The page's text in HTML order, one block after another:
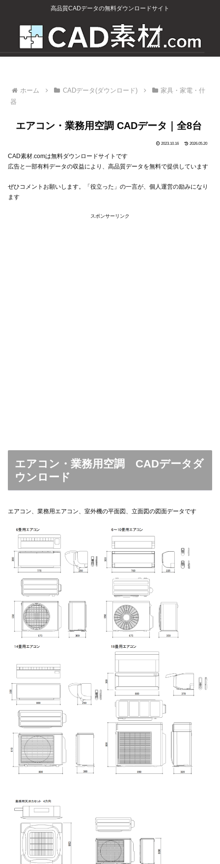
高品質CADデータの無料ダウンロードサイト
ホーム CADデータ(ダウンロード)
家具・家電・什
器
エアコン・業務用空調 CADデータ｜全8台
2023.10.16 2026.05.20
CAD素材.comは無料ダウンロードサイトです
広告と一部有料データの収益により、高品質データを無料で提供しています
ぜひコメントお願いします。「役立った」の一言が、個人運営の励みになり
ます
スポンサーリンク
エアコン・業務用空調 CADデータ ダ
ウンロード
エアコン、業務用エアコン、室外機の平面図、立面図の図面データです